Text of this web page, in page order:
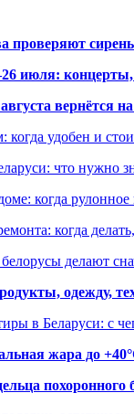
проверяют
июля:
вернётся
когда удобен и
что нужно
когда
когда
делают
одежду,
в Беларуси: с
жара до